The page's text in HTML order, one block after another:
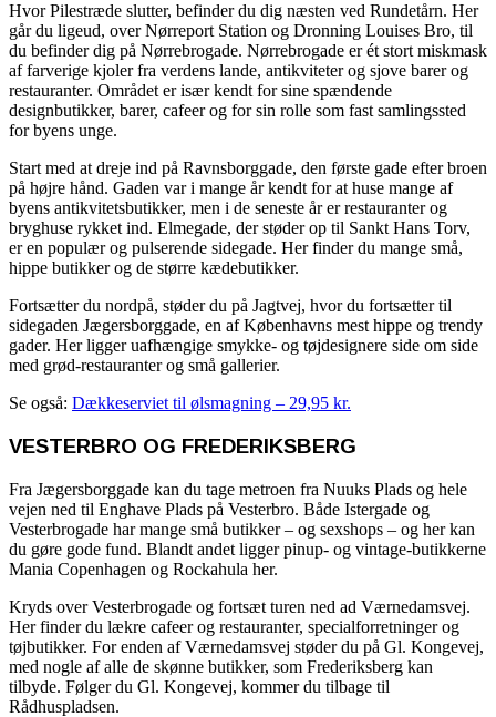
Hvor Pilestræde slutter, befinder du dig næsten ved Rundetårn. Her
går du ligeud, over Nørreport Station og Dronning Louises Bro, til
du befinder dig på Nørrebrogade. Nørrebrogade er ét stort miskmask
af farverige kjoler fra verdens lande, antikviteter og sjove barer og
restauranter. Området er især kendt for sine spændende
designbutikker, barer, cafeer og for sin rolle som fast samlingssted
for byens unge.
Start med at dreje ind på Ravnsborggade, den første gade efter broen
på højre hånd. Gaden var i mange år kendt for at huse mange af
byens antikvitetsbutikker, men i de seneste år er restauranter og
bryghuse rykket ind. Elmegade, der støder op til Sankt Hans Torv,
er en populær og pulserende sidegade. Her finder du mange små,
hippe butikker og de større kædebutikker.
Fortsætter du nordpå, støder du på Jagtvej, hvor du fortsætter til
sidegaden Jægersborggade, en af Københavns mest hippe og trendy
gader. Her ligger uafhængige smykke- og tøjdesignere side om side
med grød-restauranter og små gallerier.
Se også: Dækkeserviet til ølsmagning – 29,95 kr.
VESTERBRO OG FREDERIKSBERG
Fra Jægersborggade kan du tage metroen fra Nuuks Plads og hele
vejen ned til Enghave Plads på Vesterbro. Både Istergade og
Vesterbrogade har mange små butikker – og sexshops – og her kan
du gøre gode fund. Blandt andet ligger pinup- og vintage-butikkerne
Mania Copenhagen og Rockahula her.
Kryds over Vesterbrogade og fortsæt turen ned ad Værnedamsvej.
Her finder du lækre cafeer og restauranter, specialforretninger og
tøjbutikker. For enden af Værnedamsvej støder du på Gl. Kongevej,
med nogle af alle de skønne butikker, som Frederiksberg kan
tilbyde. Følger du Gl. Kongevej, kommer du tilbage til
Rådhuspladsen.